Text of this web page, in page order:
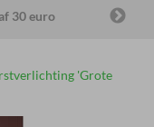
30 euro
'Grote